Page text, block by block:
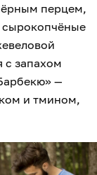
перцем,
с запахом
—
и тмином,